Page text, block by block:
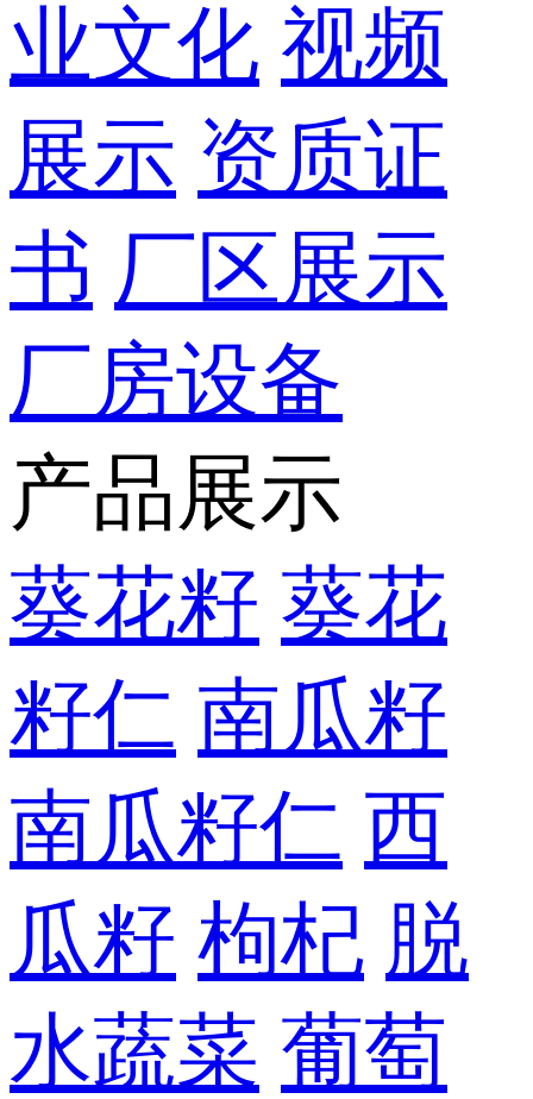
业文化 视频
展示 资质证
书 厂区展示
厂房设备
产品展示
葵花籽 葵花
籽仁 南瓜籽
南瓜籽仁 西
瓜籽 枸杞 脱
水蔬菜 葡萄